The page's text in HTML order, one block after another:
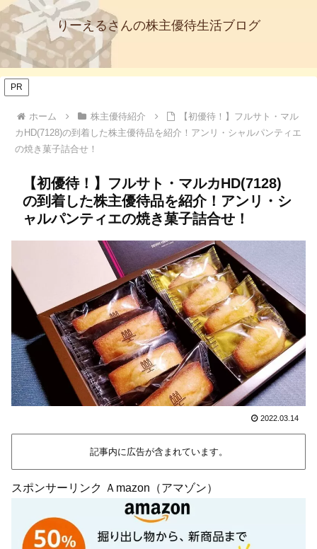
りーえるさんの株主優待生活ブログ
PR
ホーム 株主優待紹介
【初優待！】フルサト・マル
カHD(7128)の到着した株主優待品を紹介！アンリ・シャルパンティエ
の焼き菓子詰合せ！
【初優待！】フルサト・マルカHD(7128)
の到着した株主優待品を紹介！アンリ・シ
ャルパンティエの焼き菓子詰合せ！
2022.03.14
記事内に広告が含まれています。
スポンサーリンク Ａmazon（アマゾン）